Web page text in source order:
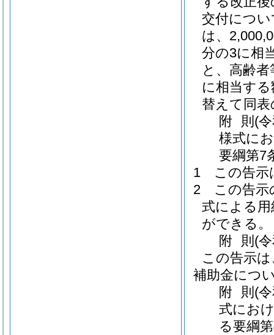
交付につ
は、
分の3に相
と、高齢
に相当す
替えて同
附 則 (
様式に
要綱第7
1
この告示
2
この告示
式による
ができる。
附 則 (
この告示
補助金につ
附 則 (
式にお
る要綱